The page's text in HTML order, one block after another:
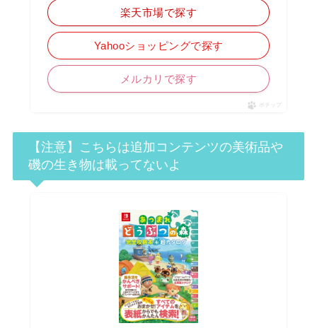
楽天市場で探す
Yahooショッピングで探す
メルカリで探す
ポチップ
【注意】こちらは追加コンテンツの美術品や
磯の生き物は載ってないよ